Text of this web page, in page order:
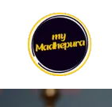
content